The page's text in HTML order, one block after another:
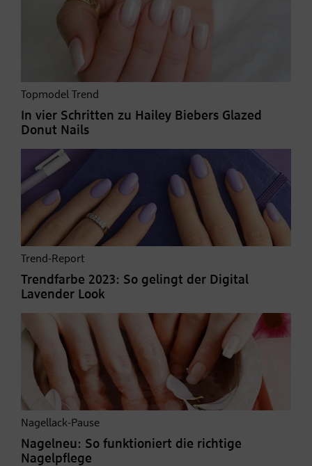
Topmodel Trend
In vier Schritten zu Hailey Biebers Glazed
Donut Nails
Trend-Report
Trendfarbe 2023: So gelingt der Digital
Lavender Look
Nagellack-Pause
Nagelneu: So funktioniert die richtige
Nagelpflege